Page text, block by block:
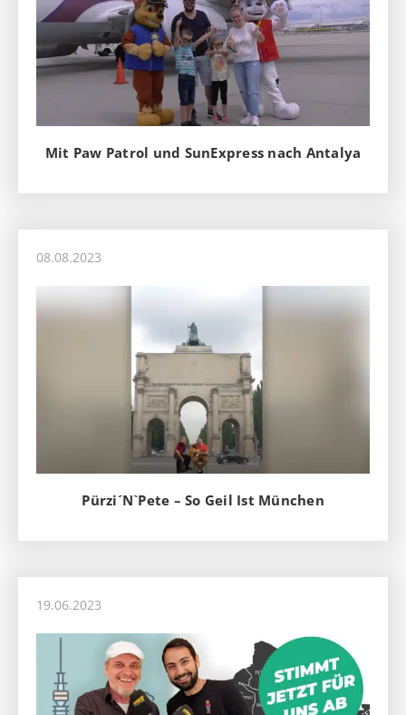
Mit Paw Patrol und SunExpress nach Antalya
08.08.2023
Pürzi´N`Pete – So Geil Ist München
19.06.2023